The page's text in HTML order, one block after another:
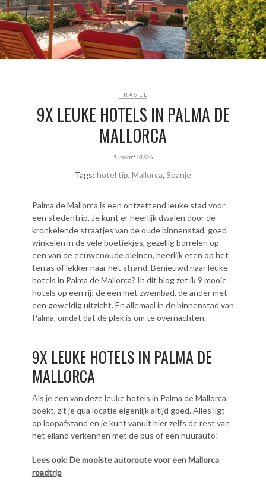
TRAVEL
9X LEUKE HOTELS IN PALMA DE
MALLORCA
1 maart 2026
Tags: hotel tip, Mallorca, Spanje
Palma de Mallorca is een ontzettend leuke stad voor
een stedentrip. Je kunt er heerlijk dwalen door de
kronkelende straatjes van de oude binnenstad, goed
winkelen in de vele boetiekjes, gezellig borrelen op
een van de eeuwenoude pleinen, heerlijk eten op het
terras of lekker naar het strand. Benieuwd naar leuke
hotels in Palma de Mallorca? In dit blog zet ik 9 mooie
hotels op een rij: de een met zwembad, de ander met
een geweldig uitzicht. En allemaal in de binnenstad van
Palma, omdat dat dé plek is om te overnachten.
9X LEUKE HOTELS IN PALMA DE
MALLORCA
Als je een van deze leuke hotels in Palma de Mallorca
boekt, zit je qua locatie eigenlijk altijd goed. Alles ligt
op loopafstand en je kunt vanuit hier zelfs de rest van
het eiland verkennen met de bus of een huurauto!
Lees ook:De mooiste autoroute voor een Mallorca
roadtrip